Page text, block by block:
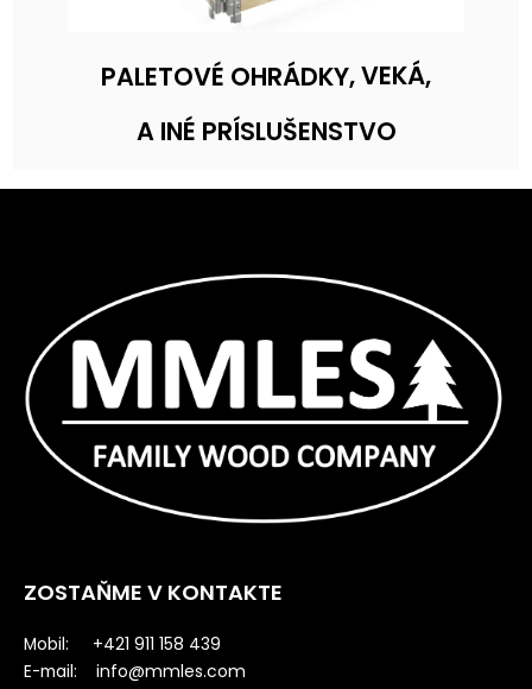
PALETOVÉ OHRÁDKY, VEKÁ,
A INÉ PRÍSLUŠENSTVO
ZOSTAŇME V KONTAKTE
Mobil: +421 911 158 439
E-mail: info@mmles.com